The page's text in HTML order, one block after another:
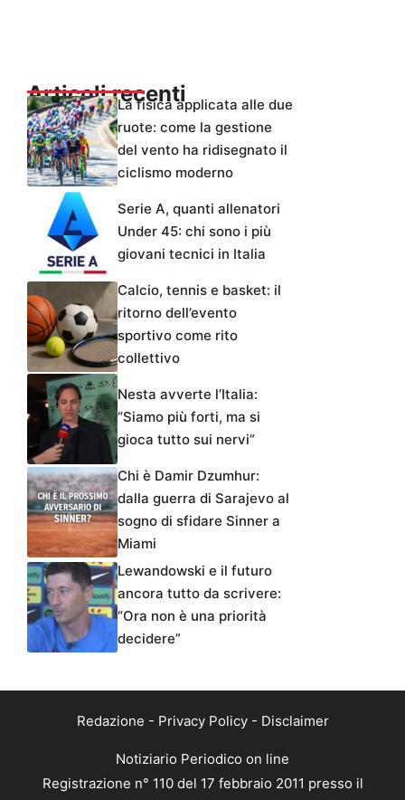
Articoli recentiLa fisica applicata alle due
ruote: come la gestione
del vento ha ridisegnato il
ciclismo moderno
Serie A, quanti allenatori
Under 45: chi sono i più
giovani tecnici in Italia
Calcio, tennis e basket: il
ritorno dell’evento
sportivo come rito
collettivo
Nesta avverte l’Italia:
“Siamo più forti, ma si
gioca tutto sui nervi”
Chi è Damir Dzumhur:
dalla guerra di Sarajevo al
sogno di sfidare Sinner a
Miami
Lewandowski e il futuro
ancora tutto da scrivere:
“Ora non è una priorità
decidere”
Redazione - Privacy Policy- Disclaimer
Notiziario Periodico on line
Registrazione n° 110 del 17 febbraio 2011 presso il